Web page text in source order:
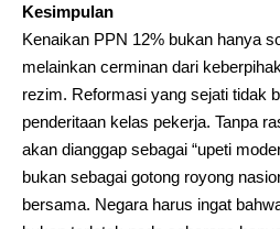
Kesimpulan
Kenaikan PPN 12% bukan hanya
melainkan cerminan dari
rezim. Reformasi yang sejati tidak
penderitaan kelas pekerja. Tanpa
akan dianggap sebagai “upeti
bukan sebagai gotong royong
bersama. Negara harus ingat